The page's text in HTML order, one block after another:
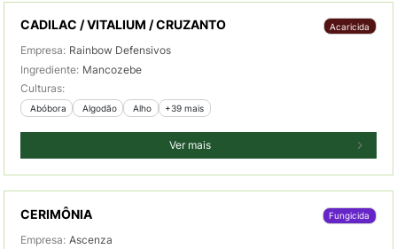
CADILAC / VITALIUM / CRUZANTO Acaricida
Empresa: Rainbow Defensivos
Ingrediente: Mancozebe
Culturas:
Abóbora Algodão Alho +39 mais
Ver mais
CERIMÔNIA Fungicida
Empresa: Ascenza